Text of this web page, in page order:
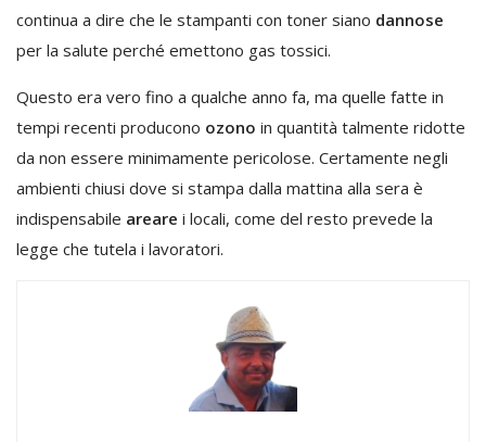
continua a dire che le stampanti con toner siano dannose
per la salute perché emettono gas tossici.
Questo era vero fino a qualche anno fa, ma quelle fatte in
tempi recenti producono ozono in quantità talmente ridotte
da non essere minimamente pericolose. Certamente negli
ambienti chiusi dove si stampa dalla mattina alla sera è
indispensabile areare i locali, come del resto prevede la
legge che tutela i lavoratori.